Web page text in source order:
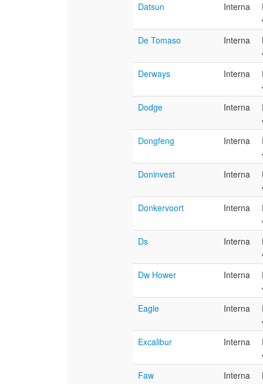
Datsun
Interna
De Tomaso
Interna
Derways
Interna
Dodge
Interna
Dongfeng
Interna
Doninvest
Interna
Donkervoort
Interna
Ds
Interna
Dw Hower
Interna
Eagle
Interna
Excalibur
Interna
Faw
Interna